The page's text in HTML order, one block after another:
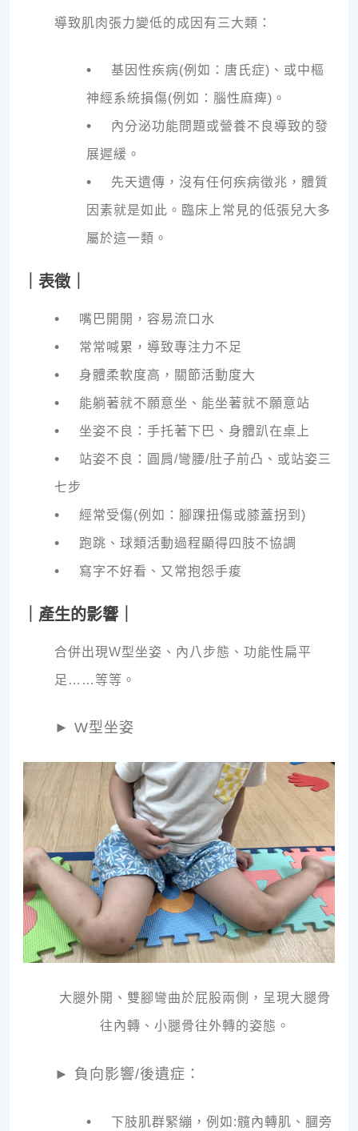
導致肌肉張力變低的成因有三大類：
• 基因性疾病(例如：唐氏症)、或中樞
神經系統損傷(例如：腦性麻痺)。
• 內分泌功能問題或營養不良導致的發
展遲緩。
• 先天遺傳，沒有任何疾病徵兆，體質
因素就是如此。臨床上常見的低張兒大多
屬於這一類。
｜表徵｜
• 嘴巴開開，容易流口水
• 常常喊累，導致專注力不足
• 身體柔軟度高，關節活動度大
• 能躺著就不願意坐、能坐著就不願意站
• 坐姿不良：手托著下巴、身體趴在桌上
• 站姿不良：圓肩/彎腰/肚子前凸、或站姿三
七步
• 經常受傷(例如：腳踝扭傷或膝蓋拐到)
• 跑跳、球類活動過程顯得四肢不協調
• 寫字不好看、又常抱怨手痠
｜產生的影響｜
合併出現W型坐姿、內八步態、功能性扁平
足……等等。
► W型坐姿
大腿外開、雙腳彎曲於屁股兩側，呈現大腿骨
往內轉、小腿骨往外轉的姿態。
► 負向影響/後遺症：
• 下肢肌群緊繃，例如:髖內轉肌、膕旁